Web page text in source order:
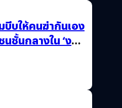
บให้คนฆ่ากันเอง
ชั้นกลางใน ‘งาน